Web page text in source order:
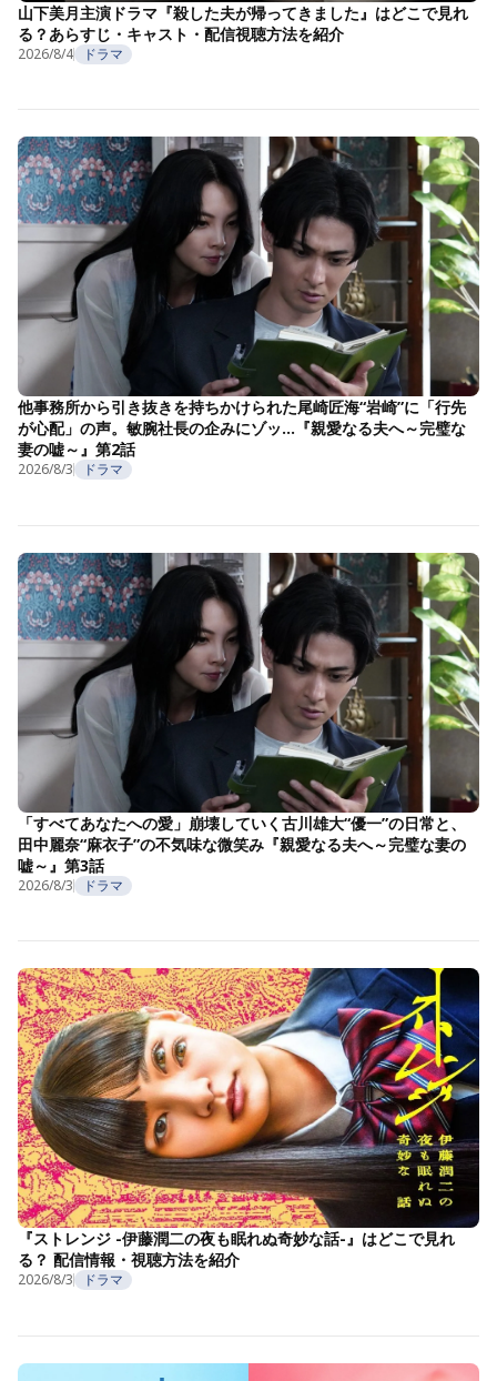
山下美月主演ドラマ『殺した夫が帰ってきました』はどこで見れ
る？あらすじ・キャスト・配信視聴方法を紹介
2026/8/4 ドラマ
他事務所から引き抜きを持ちかけられた尾崎匠海“岩崎”に「行先
が心配」の声。敏腕社長の企みにゾッ…『親愛なる夫へ～完璧な
妻の嘘～』第2話
2026/8/3 ドラマ
「すべてあなたへの愛」崩壊していく古川雄大“優一”の日常と、
田中麗奈“麻衣子”の不気味な微笑み『親愛なる夫へ～完璧な妻の
嘘～』第3話
2026/8/3 ドラマ
『ストレンジ -伊藤潤二の夜も眠れぬ奇妙な話-』はどこで見れ
る？ 配信情報・視聴方法を紹介
2026/8/3 ドラマ